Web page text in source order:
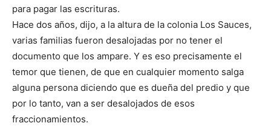
para pagar las escrituras.
Hace dos años, dijo, a la altura de la colonia Los Sauces,
varias familias fueron desalojadas por no tener el
documento que los ampare. Y es eso precisamente el
temor que tienen, de que en cualquier momento salga
alguna persona diciendo que es dueña del predio y que
por lo tanto, van a ser desalojados de esos
fraccionamientos.